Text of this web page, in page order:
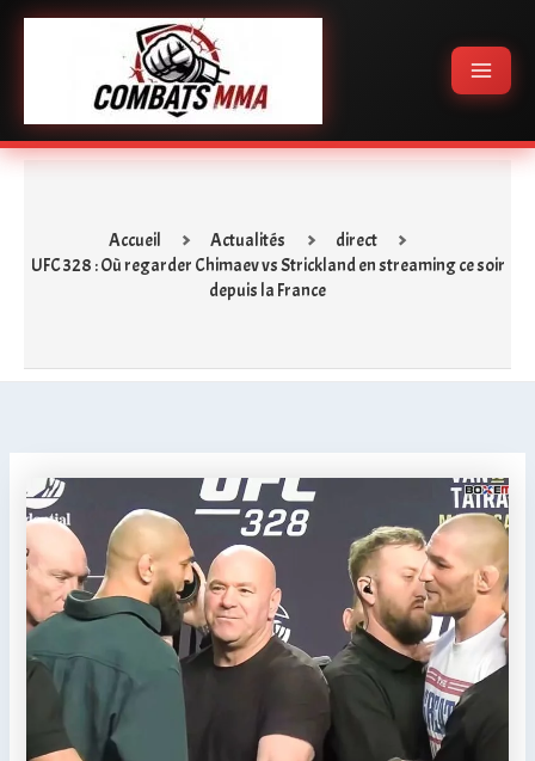
Aller
Menu
Accueil Actualités
direct
UFC 328 : Où regarder Chimaev vs Strickland en streaming ce soir
depuis la France